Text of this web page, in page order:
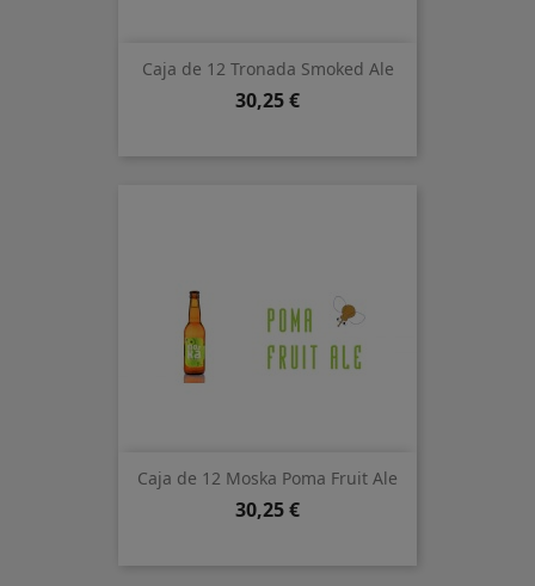
Caja de 12 Tronada Smoked Ale
Precio
30,25 €
Caja de 12 Moska Poma Fruit Ale
Precio
30,25 €